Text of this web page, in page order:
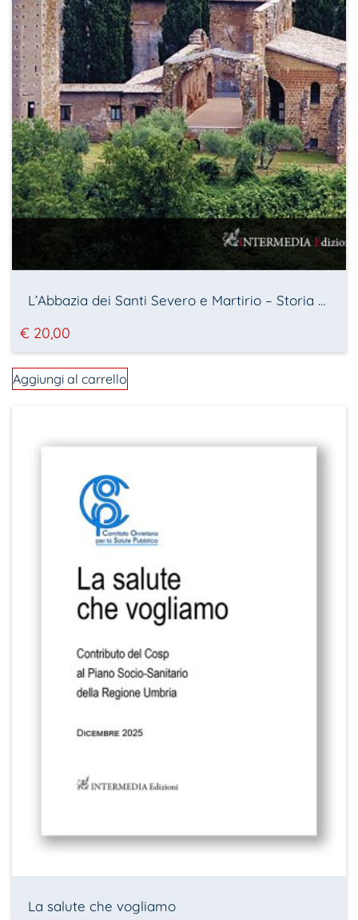
L’Abbazia dei Santi Severo e Martirio – Storia e vicende artistiche di un monastero medievale orvietano
€ 20,00
Aggiungi al carrello
La salute che vogliamo